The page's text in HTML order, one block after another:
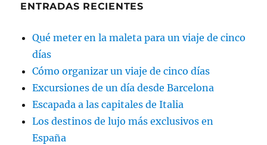
ENTRADAS RECIENTES
Qué meter en la maleta para un viaje de cinco
días
Cómo organizar un viaje de cinco días
Excursiones de un día desde Barcelona
Escapada a las capitales de Italia
Los destinos de lujo más exclusivos en
España